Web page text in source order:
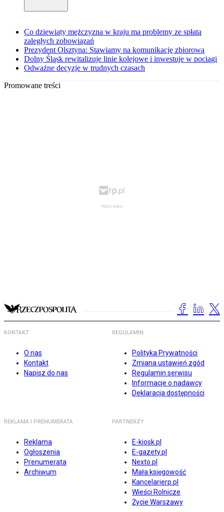
Co dziewiąty mężczyzna w kraju ma problemy ze spłatą
zaległych zobowiązań
Prezydent Olsztyna: Stawiamy na komunikację zbiorową
Dolny Śląsk rewitalizuje linie kolejowe i inwestuje w pociągi
Odważne decyzje w trudnych czasach
Promowane treści
KONTAKT
O nas
Kontakt
Napisz do nas
REGULAMIN
Polityka Prywatności
Zmiana ustawień zgód
Regulamin serwisu
Informacje o nadawcy
Deklaracja dostępności
REKLAMA I PRENUMERATA
Reklama
Ogłoszenia
Prenumerata
Archiwum
PARTNERZY
E-kiosk.pl
E-gazety.pl
Nexto.pl
Mała księgowość
Kancelarierp.pl
Wieści Rolnicze
Życie Warszawy